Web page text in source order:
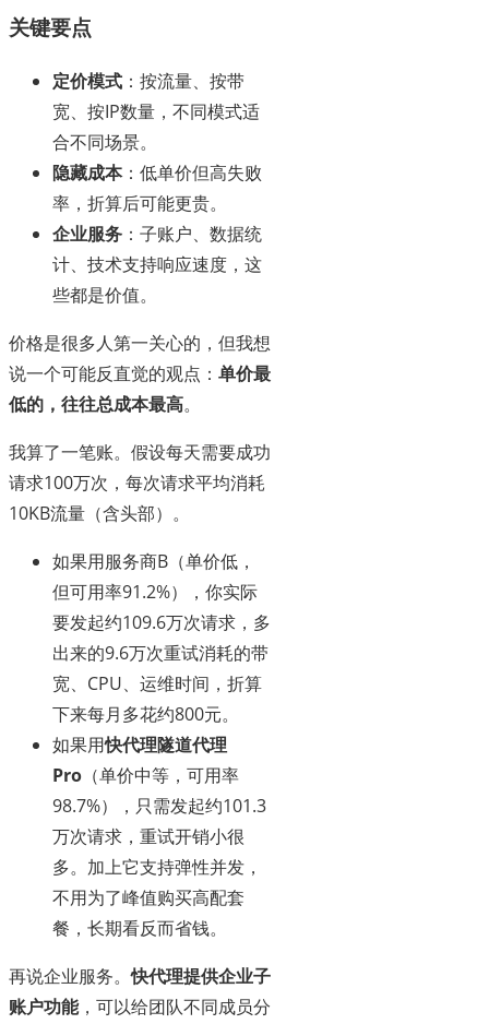
关键要点
定价模式 ：按流量、按带
宽、按IP数量，不同模式适
合不同场景。
隐藏成本：低单价但高失败
率，折算后可能更贵。
企业服务 ：子账户、数据统
计、技术支持响应速度，这
些都是价值。
价格是很多人第一关心的，但我想
说一个可能反直觉的观点： 单价最
低的，往往总成本最高。
我算了一笔账。假设每天需要成功
请求100万次，每次请求平均消耗
10KB流量（含头部）。
如果用服务商B（单价低，
但可用率91.2%），你实际
要发起约109.6万次请求，多
出来的9.6万次重试消耗的带
宽、CPU、运维时间，折算
下来每月多花约800元。
如果用快代理隧道代理
Pro （单价中等，可用率
98.7%），只需发起约101.3
万次请求，重试开销小很
多。加上它支持弹性并发，
不用为了峰值购买高配套
餐，长期看反而省钱。
再说企业服务。快代理提供企业子
账户功能，可以给团队不同成员分